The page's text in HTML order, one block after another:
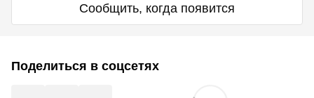
Сообщить, когда появится
Поделиться в соцсетях